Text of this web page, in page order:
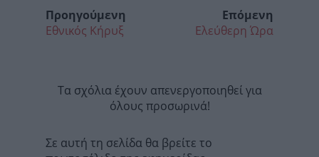
Προηγούμενη
Εθνικός Κήρυξ
Επόμενη
Ελεύθερη Ώρα
Τα σχόλια έχουν απενεργοποιηθεί για
όλους προσωρινά!
Σε αυτή τη σελίδα θα βρείτε το